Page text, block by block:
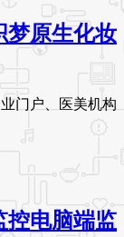
梦原生化妆
门户、医美机构
控电脑端监